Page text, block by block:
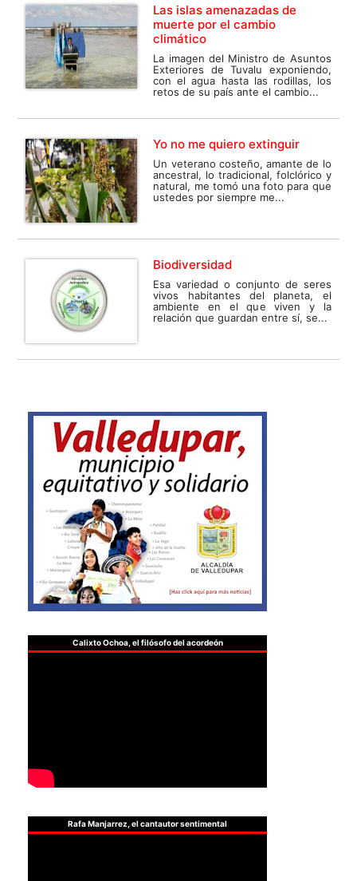
Las islas amenazadas de
muerte por el cambio
climático
La imagen del Ministro de Asuntos
Exteriores de Tuvalu exponiendo,
con el agua hasta las rodillas, los
retos de su país ante el cambio...
Yo no me quiero extinguir
Un veterano costeño, amante de lo
ancestral, lo tradicional, folclórico y
natural, me tomó una foto para que
ustedes por siempre me...
Biodiversidad
Esa variedad o conjunto de seres
vivos habitantes del planeta, el
ambiente en el que viven y la
relación que guardan entre sí, se...
Calixto Ochoa, el filósofo del acordeón
Rafa Manjarrez, el cantautor sentimental